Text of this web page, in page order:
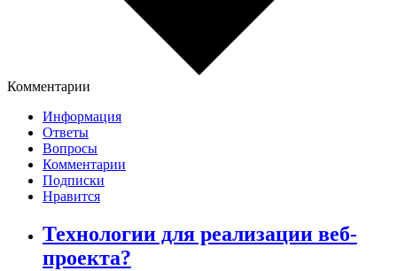
Комментарии
Информация
Ответы
Вопросы
Комментарии
Подписки
Нравится
Технологии для реализации веб-
проекта?